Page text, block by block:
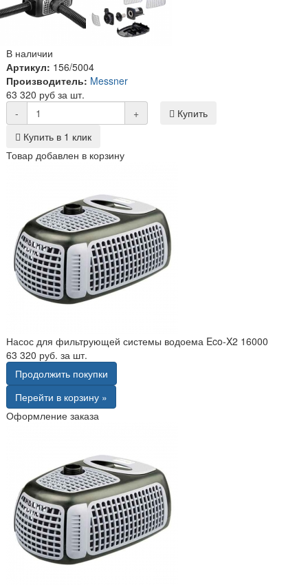
В наличии
Артикул: 156/5004
Производитель: Messner
63 320 руб за шт.
-
+
Купить
Купить в 1 клик
Товар добавлен в корзину
Насос для фильтрующей системы водоема Eco-X2 16000
63 320 руб. за шт.
Продолжить покупки
Перейти в корзину »
Оформление заказа